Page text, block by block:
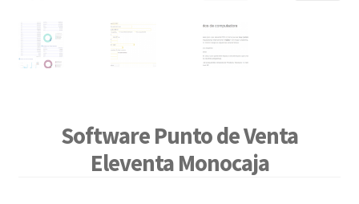
Software Punto de Venta
Eleventa Monocaja